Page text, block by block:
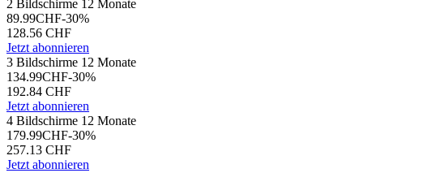
2 Bildschirme 12 Monate
89.99CHF-30%
128.56 CHF
Jetzt abonnieren
3 Bildschirme 12 Monate
134.99CHF-30%
192.84 CHF
Jetzt abonnieren
4 Bildschirme 12 Monate
179.99CHF-30%
257.13 CHF
Jetzt abonnieren